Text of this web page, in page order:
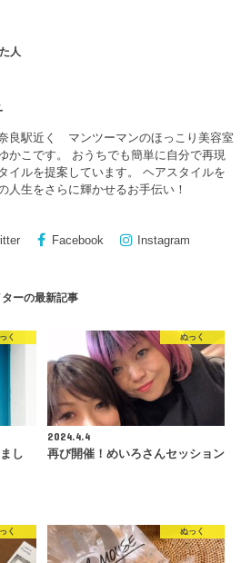
人
良駅近く マンツーマンのほっこり美容室
かこです。 おうちでも簡単に自分で再現
イルを提案しています。 ヘアスタイルを
人生をさらに輝かせるお手伝い！
Facebook Instagram
ーの最新記事
く
し
ぬっく
2024.4.4
再び開催！めいろさんセッション
く ぬっく